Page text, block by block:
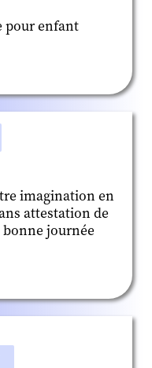
pour enfant
imagination en
attestation de
journée